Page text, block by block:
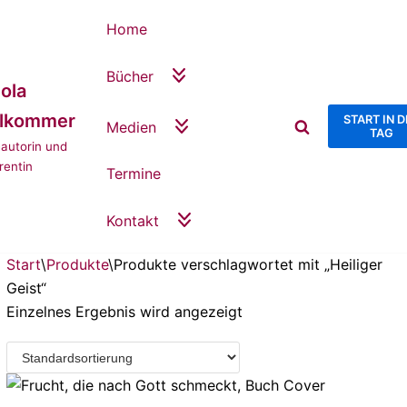
und
Home
Bücher
Medien
Termine
Kontakt
START IN
TAG
Start\Produkte\Produkte verschlagwortet mit „Heiliger
Geist“
Einzelnes Ergebnis wird angezeigt